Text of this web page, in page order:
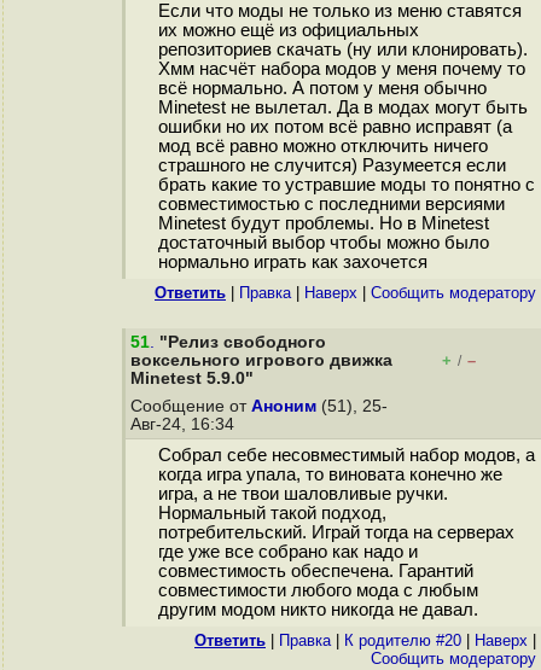
Если что моды не только из меню ставятся
их можно ещё из официальных
репозиториев скачать (ну или клонировать).
Хмм насчёт набора модов у меня почему то
всё нормально. А потом у меня обычно
Minetest не вылетал. Да в модах могут быть
ошибки но их потом всё равно исправят (а
мод всё равно можно отключить ничего
страшного не случится) Разумеется если
брать какие то устравшие моды то понятно с
совместимостью с последними версиями
Minetest будут проблемы. Но в Minetest
достаточный выбор чтобы можно было
нормально играть как захочется
Ответить Правка| Наверх Cообщить модератору
51. "Релиз свободного
воксельного игрового движка
Minetest 5.9.0"
+ / –
Сообщение от Аноним (51), 25-
Авг-24, 16:34
Собрал себе несовместимый набор модов, а
когда игра упала, то виновата конечно же
игра, а не твои шаловливые ручки.
Нормальный такой подход,
потребительский. Играй тогда на серверах
где уже все собрано как надо и
совместимость обеспечена. Гарантий
совместимости любого мода с любым
другим модом никто никогда не давал.
Ответить Правка| К родителю #20 Наверх
Cообщить модератору